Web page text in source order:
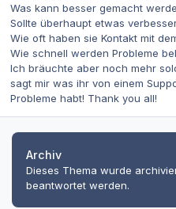
Was kann besser gemacht
Sollte überhaupt etwas
Wie oft haben sie Kontakt mit
Wie schnell werden Probleme
Ich bräuchte aber noch mehr
sagt mir was ihr von einem
Probleme habt! Thank you all!
Archiv
Dieses Thema wurde
beantwortet werden.